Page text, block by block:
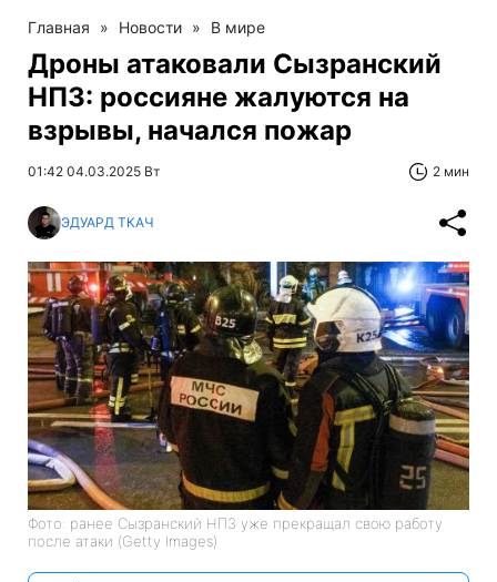
Главная » Новости » В мире
Дроны атаковали Сызранский
НПЗ: россияне жалуются на
взрывы, начался пожар
01:42 04.03.2025 Вт 2 мин
ЭДУАРД ТКАЧ
Фото: ранее Сызранский НПЗ уже прекращал свою работу
после атаки (Getty Images)